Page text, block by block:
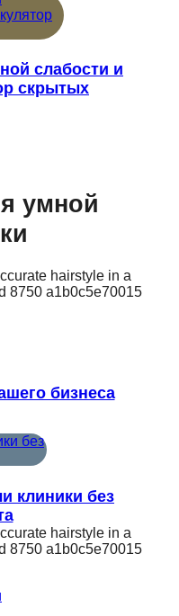
слабости и
скрытых
умной
бизнеса
клиники без